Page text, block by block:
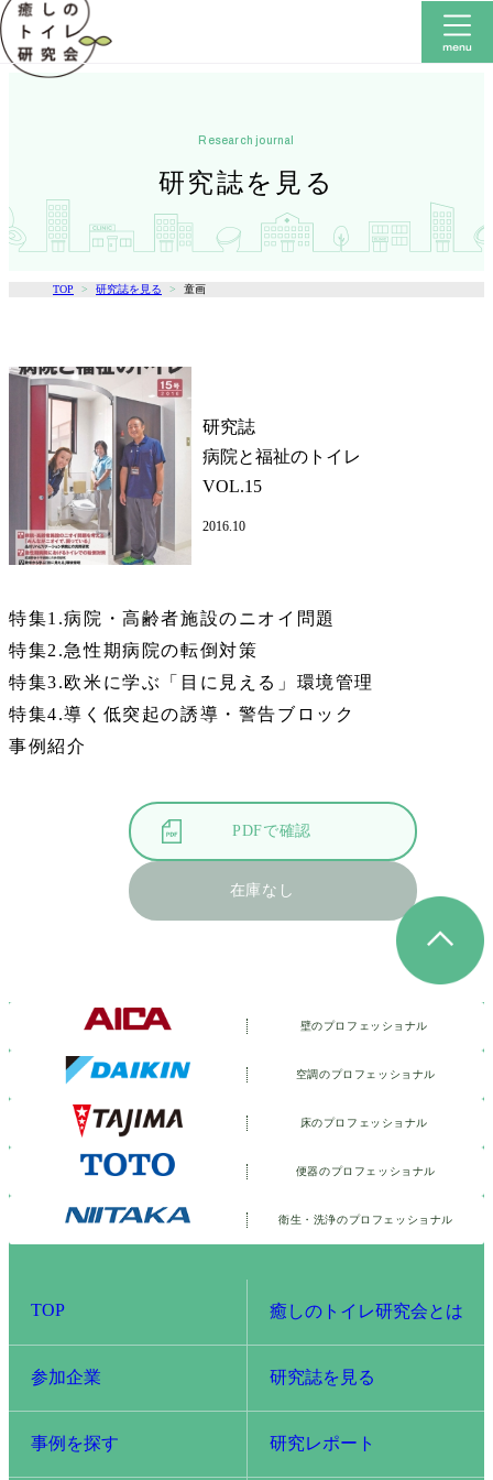
研究誌を見る
research journal
TOP 研究誌を見る 童画
研究誌
病院と福祉のトイレ
VOL.15
2016.10
特集1.病院・高齢者施設のニオイ問題
特集2.急性期病院の転倒対策
特集3.欧米に学ぶ「目に見える」環境管理
特集4.導く低突起の誘導・警告ブロック
事例紹介
PDFで確認
在庫なし
壁のプロフェッショナル
空調のプロフェッショナル
床のプロフェッショナル
便器のプロフェッショナル
衛生・洗浄のプロフェッショナル
TOP 癒しのトイレ研究会とは
参加企業 研究誌を見る
事例を探す 研究レポート